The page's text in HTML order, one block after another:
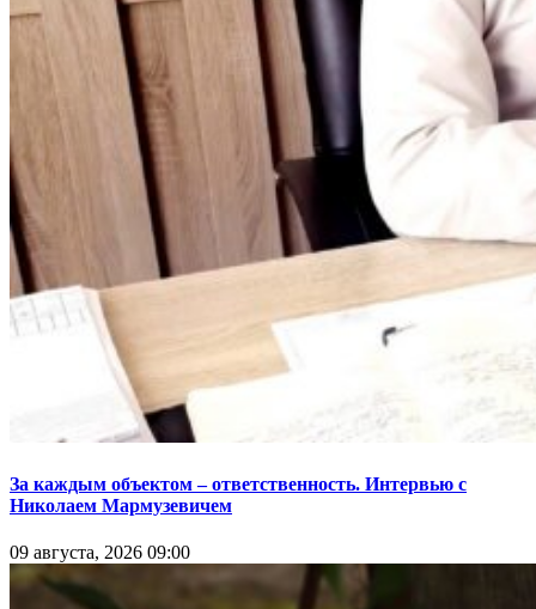
За каждым объектом – ответственность. Интервью с
Николаем Мармузевичем
09 августа, 2026 09:00